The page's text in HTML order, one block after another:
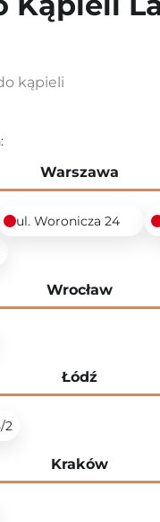
kąpieli
Warszawa
ul. Woronicza 24
Wrocław
Łódź
2
Kraków